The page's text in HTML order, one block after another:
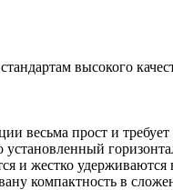
высокого
весьма прост и
установленный
и жестко
компактность в